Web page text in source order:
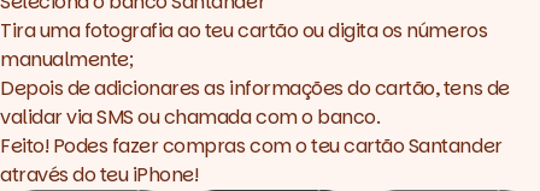
Tira uma fotografia ao teu cartão ou digita os números
manualmente;
Depois de adicionares as informações do cartão, tens de
validar via SMS ou chamada com o banco.
Feito! Podes fazer compras com o teu cartão Santander
através do teu iPhone!